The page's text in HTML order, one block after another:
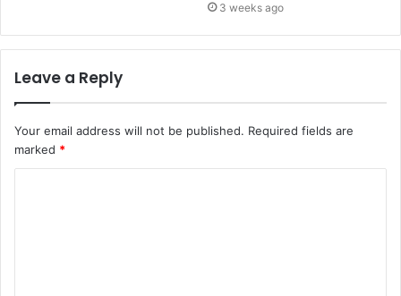
3 weeks ago
Leave a Reply
Your email address will not be published. Required fields are
marked *